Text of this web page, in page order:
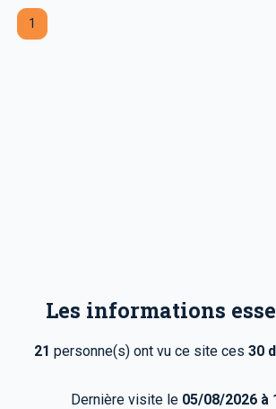
1
Les informations
21 personne(s) ont vu ce site ces 30
Dernière visite le 05/08/2026 à